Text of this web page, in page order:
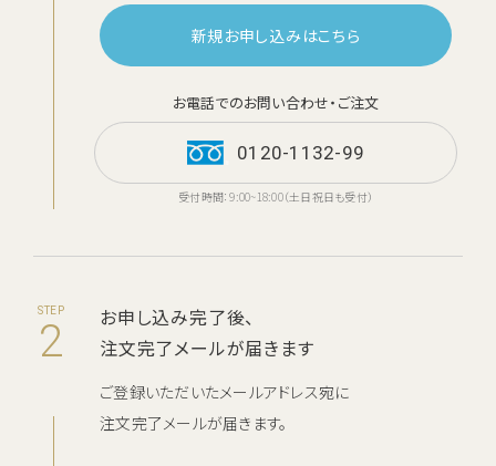
初期費用 ＋ サーバーレンタル ＋ 送料
すべて0円
0120-1132-99
新規お申し込みはこちら
お電話でのお問い合わせ・ご注文
0120-1132-99
受付時間：9:00~18:00（土日祝日も受付）
STEP
2
お申し込み完了後、
注文完了メールが届きます
ご登録いただいたメールアドレス宛に
注文完了メールが届きます。